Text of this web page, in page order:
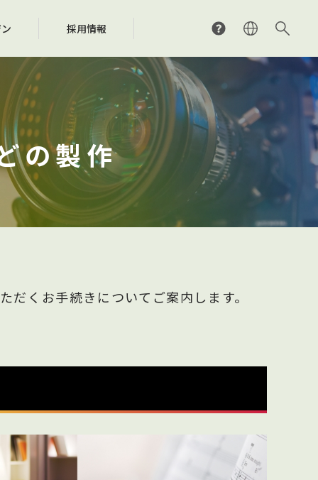
計算シミュレーション
索（J-WID）
インライセンス窓口
るご質問
合わせ先
るご質問
合わせ先
の分配の仕組み
ットワーク
の保護や制度の整備に関する取り組み
合わせ先
究支援事業
国際フェローシップ
・太平洋地域における音楽文化の
展のための調査・研究・開発
採用情報
の製作
くお手続きについてご案内します。